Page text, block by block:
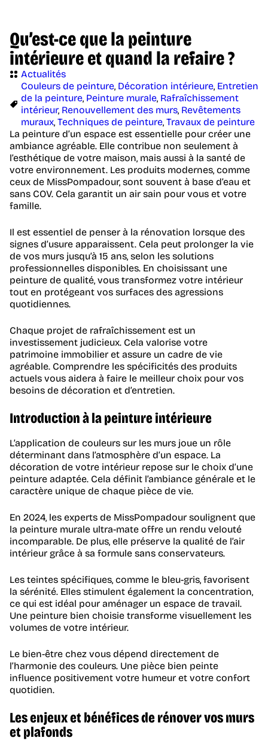
Qu’est-ce que la peinture
intérieure et quand la refaire ?
Actualités
Couleurs de peinture, Décoration intérieure, Entretien
de la peinture, Peinture murale, Rafraîchissement
intérieur, Renouvellement des murs, Revêtements
muraux, Techniques de peinture, Travaux de peinture
La peinture d’un espace est essentielle pour créer une
ambiance agréable. Elle contribue non seulement à
l’esthétique de votre maison, mais aussi à la santé de
votre environnement. Les produits modernes, comme
ceux de MissPompadour, sont souvent à base d’eau et
sans COV. Cela garantit un air sain pour vous et votre
famille.
Il est essentiel de penser à la rénovation lorsque des
signes d’usure apparaissent. Cela peut prolonger la vie
de vos murs jusqu’à 15 ans, selon les solutions
professionnelles disponibles. En choisissant une
peinture de qualité, vous transformez votre intérieur
tout en protégeant vos surfaces des agressions
quotidiennes.
Chaque projet de rafraîchissement est un
investissement judicieux. Cela valorise votre
patrimoine immobilier et assure un cadre de vie
agréable. Comprendre les spécificités des produits
actuels vous aidera à faire le meilleur choix pour vos
besoins de décoration et d’entretien.
Introduction à la peinture intérieure
L’application de couleurs sur les murs joue un rôle
déterminant dans l’atmosphère d’un espace. La
décoration de votre intérieur repose sur le choix d’une
peinture adaptée. Cela définit l’ambiance générale et le
caractère unique de chaque pièce de vie.
En 2024, les experts de MissPompadour soulignent que
la peinture murale ultra-mate offre un rendu velouté
incomparable. De plus, elle préserve la qualité de l’air
intérieur grâce à sa formule sans conservateurs.
Les teintes spécifiques, comme le bleu-gris, favorisent
la sérénité. Elles stimulent également la concentration,
ce qui est idéal pour aménager un espace de travail.
Une peinture bien choisie transforme visuellement les
volumes de votre intérieur.
Le bien-être chez vous dépend directement de
l’harmonie des couleurs. Une pièce bien peinte
influence positivement votre humeur et votre confort
quotidien.
Les enjeux et bénéfices de rénover vos murs
et plafonds